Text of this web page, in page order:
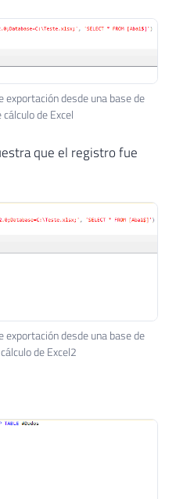
desde una base de
de Excel
que el registro fue
desde una base de
de Excel2